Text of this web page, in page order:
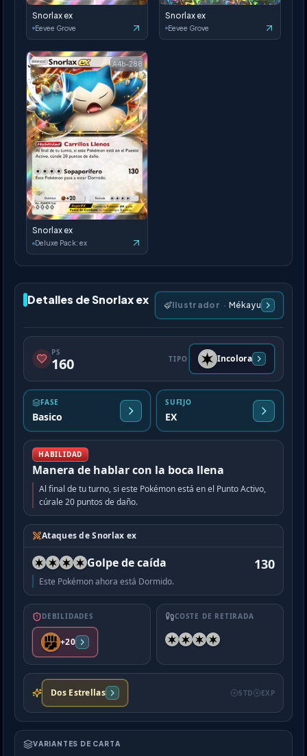
Snorlax ex
Eevee Grove
Snorlax ex
Eevee Grove
A4b-288
Snorlax ex
Deluxe Pack: ex
Detalles de Snorlax ex Ilustrador · Mékayu
PS
160 TIPO Incolora
FASE
Basico
SUFIJO
EX
HABILIDAD
Manera de hablar con la boca llena
Al final de tu turno, si este Pokémon está en el Punto Activo,
cúrale 20 puntos de daño.
Ataques de Snorlax ex
Golpe de caída
Este Pokémon ahora está Dormido.
130
DEBILIDADES
+20
COSTE DE RETIRADA
Dos Estrellas STD EXP
VARIANTES DE CARTA